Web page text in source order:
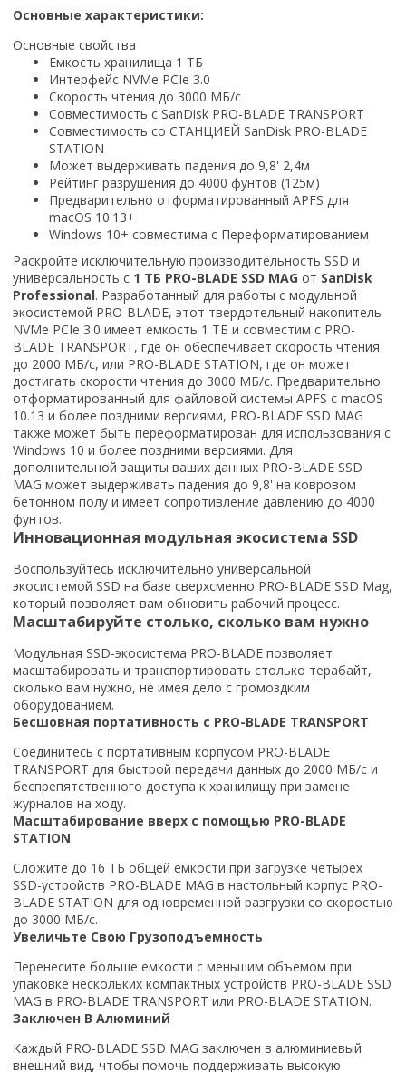
Основные характеристики:
Основные свойства
Емкость хранилища 1 ТБ
Интерфейс NVMe PCIe 3.0
Скорость чтения до 3000 МБ/с
Совместимость с SanDisk PRO-BLADE TRANSPORT
Совместимость со СТАНЦИЕЙ SanDisk PRO-BLADE
STATION
Может выдерживать падения до 9,8' 2,4м
Рейтинг разрушения до 4000 фунтов (125м)
Предварительно отформатированный APFS для
macOS 10.13+
Windows 10+ совместима с Переформатированием
Раскройте исключительную производительность SSD и
универсальность с 1 ТБ PRO-BLADE SSD MAG от SanDisk
Professional. Разработанный для работы с модульной
экосистемой PRO-BLADE, этот твердотельный накопитель
NVMe PCIe 3.0 имеет емкость 1 ТБ и совместим с PRO-
BLADE TRANSPORT, где он обеспечивает скорость чтения
до 2000 МБ/с, или PRO-BLADE STATION, где он может
достигать скорости чтения до 3000 МБ/с. Предварительно
отформатированный для файловой системы APFS с macOS
10.13 и более поздними версиями, PRO-BLADE SSD MAG
также может быть переформатирован для использования с
Windows 10 и более поздними версиями. Для
дополнительной защиты ваших данных PRO-BLADE SSD
MAG может выдерживать падения до 9,8' на ковровом
бетонном полу и имеет сопротивление давлению до 4000
фунтов.
Инновационная модульная экосистема SSD
Воспользуйтесь исключительно универсальной
экосистемой SSD на базе сверхсменно PRO-BLADE SSD Mag,
который позволяет вам обновить рабочий процесс.
Масштабируйте столько, сколько вам нужно
Модульная SSD-экосистема PRO-BLADE позволяет
масштабировать и транспортировать столько терабайт,
сколько вам нужно, не имея дело с громоздким
оборудованием.
Бесшовная портативность с PRO-BLADE TRANSPORT
Соединитесь с портативным корпусом PRO-BLADE
TRANSPORT для быстрой передачи данных до 2000 МБ/с и
беспрепятственного доступа к хранилищу при замене
журналов на ходу.
Масштабирование вверх с помощью PRO-BLADE
STATION
Сложите до 16 ТБ общей емкости при загрузке четырех
SSD-устройств PRO-BLADE MAG в настольный корпус PRO-
BLADE STATION для одновременной разгрузки со скоростью
до 3000 МБ/с.
Увеличьте Свою Грузоподъемность
Перенесите больше емкости с меньшим объемом при
упаковке нескольких компактных устройств PRO-BLADE SSD
MAG в PRO-BLADE TRANSPORT или PRO-BLADE STATION.
Заключен В Алюминий
Каждый PRO-BLADE SSD MAG заключен в алюминиевый
внешний вид, чтобы помочь поддерживать высокую